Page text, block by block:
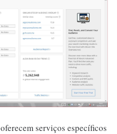
serviços específicos